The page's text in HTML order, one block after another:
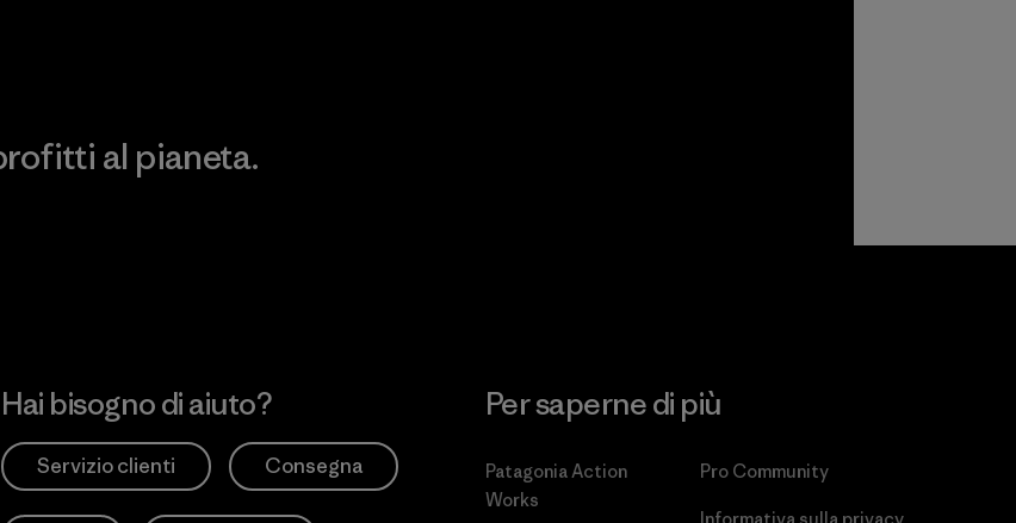
al pianeta.
Hai bisogno di aiuto?
Servizio clienti Consegna
Per saperne di più
Patagonia Action
Works
Pro Community